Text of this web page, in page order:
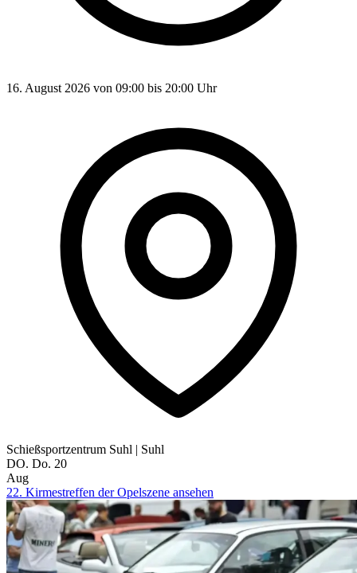
16. August 2026 von 09:00 bis 20:00 Uhr
Schießsportzentrum Suhl | Suhl
DO. Do. 20
Aug
22. Kirmestreffen der Opelszene ansehen